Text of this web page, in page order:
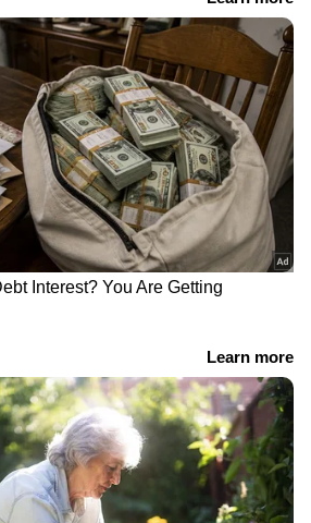
ബന്ധത്തിന്റെ ആഴം വീണ്ടും
നിറയുകയാണ്.